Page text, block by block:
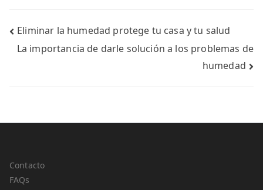
Eliminar la humedad protege tu casa y tu salud
La importancia de darle solución a los problemas de
humedad
Contacto
FAQs